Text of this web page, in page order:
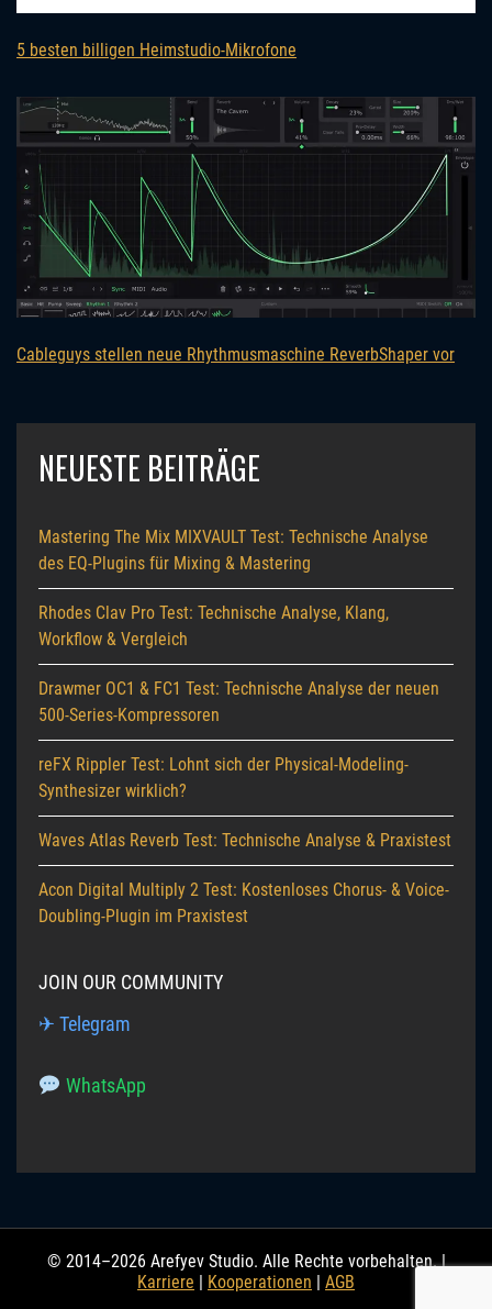
5 besten billigen Heimstudio-Mikrofone
Cableguys stellen neue Rhythmusmaschine ReverbShaper vor
NEUESTE BEITRÄGE
Mastering The Mix MIXVAULT Test: Technische Analyse
des EQ-Plugins für Mixing & Mastering
Rhodes Clav Pro Test: Technische Analyse, Klang,
Workflow & Vergleich
Drawmer OC1 & FC1 Test: Technische Analyse der neuen
500-Series-Kompressoren
reFX Rippler Test: Lohnt sich der Physical-Modeling-
Synthesizer wirklich?
Waves Atlas Reverb Test: Technische Analyse & Praxistest
Acon Digital Multiply 2 Test: Kostenloses Chorus- & Voice-
Doubling-Plugin im Praxistest
JOIN OUR COMMUNITY
✈ Telegram
WhatsApp
© 2014–2026 Arefyev Studio. Alle Rechte vorbehalten. |
Karriere | Kooperationen | AGB